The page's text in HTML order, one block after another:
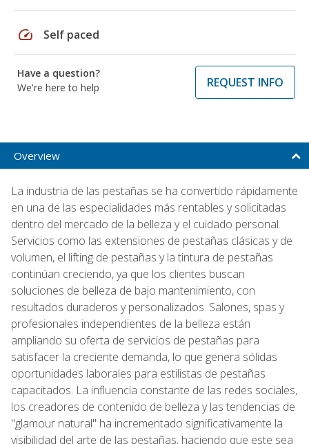
speed Self paced
Have a question?
We're here to help
REQUEST INFO
Overview
La industria de las pestañas se ha convertido rápidamente
en una de las especialidades más rentables y solicitadas
dentro del mercado de la belleza y el cuidado personal.
Servicios como las extensiones de pestañas clásicas y de
volumen, el lifting de pestañas y la tintura de pestañas
continúan creciendo, ya que los clientes buscan
soluciones de belleza de bajo mantenimiento, con
resultados duraderos y personalizados. Salones, spas y
profesionales independientes de la belleza están
ampliando su oferta de servicios de pestañas para
satisfacer la creciente demanda, lo que genera sólidas
oportunidades laborales para estilistas de pestañas
capacitados. La influencia constante de las redes sociales,
los creadores de contenido de belleza y las tendencias de
"glamour natural" ha incrementado significativamente la
visibilidad del arte de las pestañas, haciendo que este sea